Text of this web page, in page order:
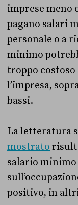
imprese meno
pagano salari
personale o a
minimo
troppo
l’impresa,
bassi.
La letteratura
mostrato
salario
positivo, in